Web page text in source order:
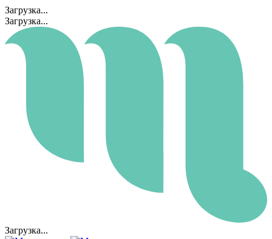
Загрузка...
Загрузка...
Загрузка...